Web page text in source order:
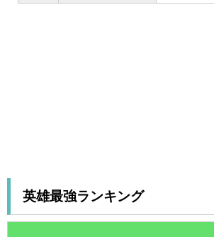
英雄最強ランキング